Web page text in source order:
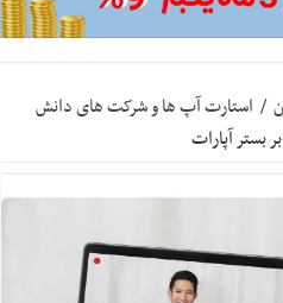
/ استارت آپ ها و شرکت های دانش
بستر آپارات